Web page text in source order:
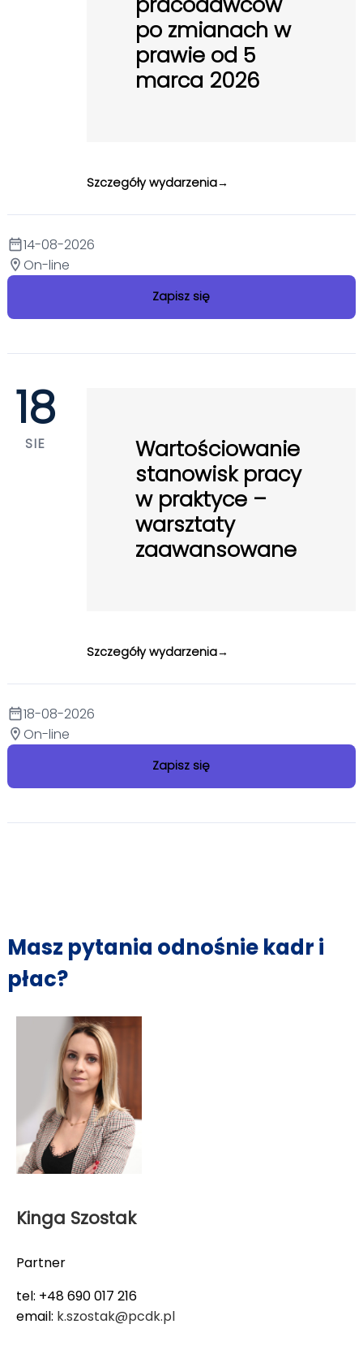
po zmianach w
prawie od 5
marca 2026
Szczegóły wydarzenia
date_range14-08-2026
location_on On-line
Zapisz się
18
SIE
Wartościowanie
stanowisk pracy
w praktyce –
warsztaty
zaawansowane
Szczegóły wydarzenia
date_range18-08-2026
location_on On-line
Zapisz się
Masz pytania odnośnie kadr i
płac?
Kinga Szostak
Partner
tel: +48 690 017 216
email: k.szostak@pcdk.pl